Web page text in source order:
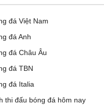
đá Việt Nam
đá Anh
đá Châu Âu
đá TBN
đá Italia
thi đấu bóng đá hôm nay